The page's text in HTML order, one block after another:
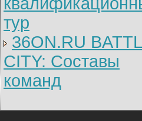
тур
36ON.RU
CITY: Составы
команд